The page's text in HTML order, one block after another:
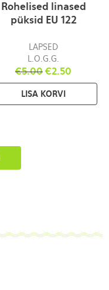
Rohelised linased
püksid EU 122
LAPSED
L.O.G.G.
€5.00 €2.50
LISA KORVI